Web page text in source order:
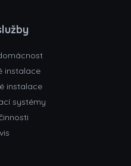
instalace
instalace
systémy